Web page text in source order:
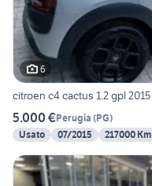
6
citroen c4 cactus 1.2 gpl 2015
5.000 €Perugia (PG)
Usato
07/2015 217000 Km